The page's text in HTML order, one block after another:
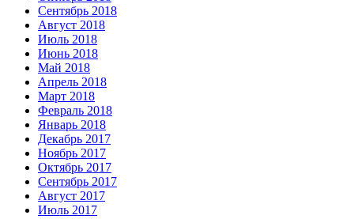
Сентябрь 2018
Август 2018
Июль 2018
Июнь 2018
Май 2018
Апрель 2018
Март 2018
Февраль 2018
Январь 2018
Декабрь 2017
Ноябрь 2017
Октябрь 2017
Сентябрь 2017
Август 2017
Июль 2017